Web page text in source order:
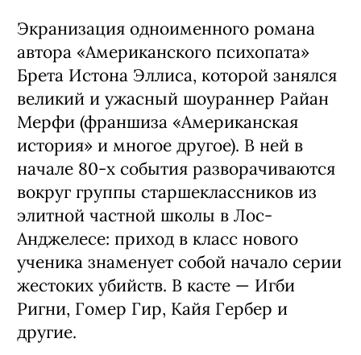
Экранизация одноименного романа
автора «Американского психопата»
Брета Истона Эллиса, которой занялся
великий и ужасный шоураннер Райан
Мерфи (франшиза «Американская
история» и многое другое). В ней в
начале 80-х события разворачиваются
вокруг группы старшеклассников из
элитной частной школы в Лос-
Анджелесе: приход в класс нового
ученика знаменует собой начало серии
жестоких убийств. В касте — Игби
Ригни, Гомер Гир, Кайя Гербер и
другие.